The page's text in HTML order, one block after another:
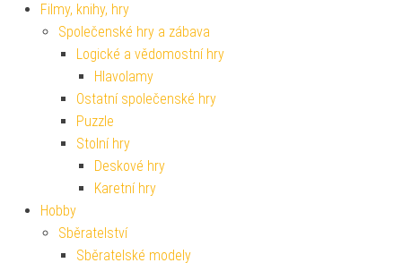
Filmy, knihy, hry
Společenské hry a zábava
Logické a vědomostní hry
Hlavolamy
Ostatní společenské hry
Puzzle
Stolní hry
Deskové hry
Karetní hry
Hobby
Sběratelství
Sběratelské modely